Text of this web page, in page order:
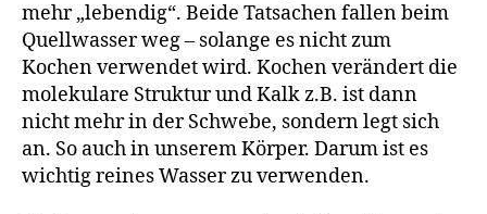
mehr „lebendig“. Beide Tatsachen fallen beim
Quellwasser weg – solange es nicht zum
Kochen verwendet wird. Kochen verändert die
molekulare Struktur und Kalk z.B. ist dann
nicht mehr in der Schwebe, sondern legt sich
an. So auch in unserem Körper. Darum ist es
wichtig reines Wasser zu verwenden.